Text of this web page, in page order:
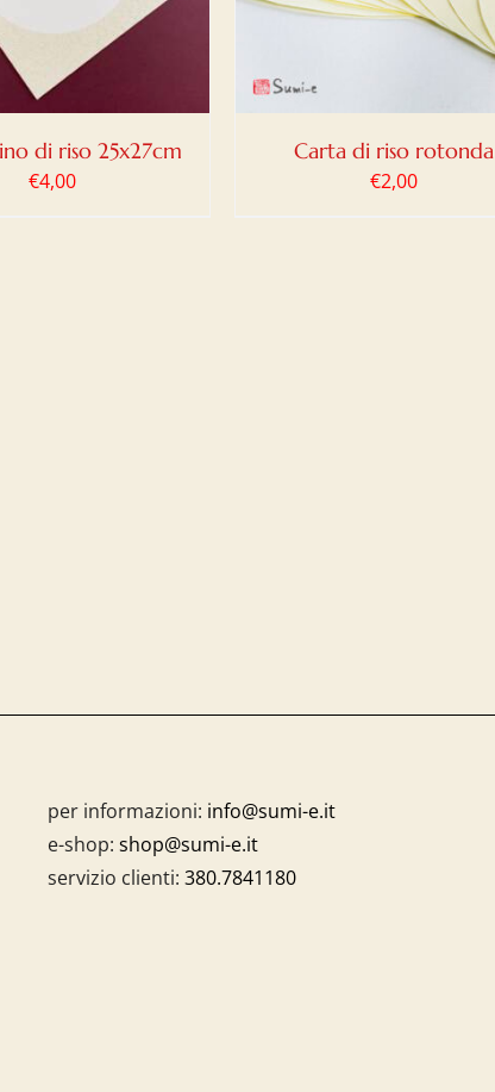
di riso 25x27cm
€4,00
Carta di riso rotonda
€2,00
per informazioni: info@sumi-e.it
e-shop: shop@sumi-e.it
servizio clienti: 380.7841180